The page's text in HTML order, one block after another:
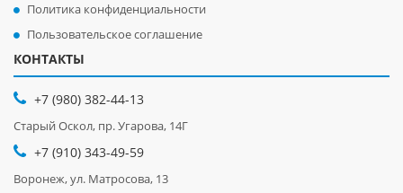
Политика конфиденциальности
Пользовательское соглашение
КОНТАКТЫ
+7 (980) 382-44-13
Старый Оскол, пр. Угарова, 14Г
+7 (910) 343-49-59
Воронеж, ул. Матросова, 13